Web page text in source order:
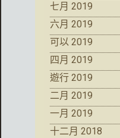
七月 2019
六月 2019
可以 2019
四月 2019
遊行 2019
二月 2019
一月 2019
十二月 2018